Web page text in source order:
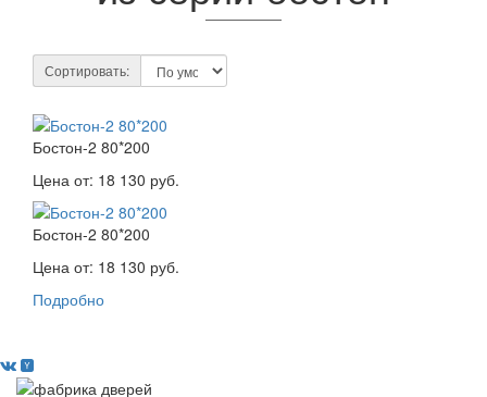
Сортировать:
Бостон-2 80*200
Цена от: 18 130 руб.
Бостон-2 80*200
Цена от: 18 130 руб.
Подробно